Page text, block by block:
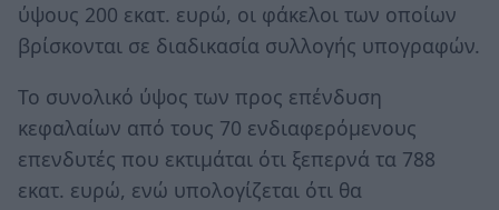
ύψους 200 εκατ. ευρώ, οι φάκελοι των οποίων
βρίσκονται σε διαδικασία συλλογής υπογραφών.
Το συνολικό ύψος των προς επένδυση
κεφαλαίων από τους 70 ενδιαφερόμενους
επενδυτές που εκτιμάται ότι ξεπερνά τα 788
εκατ. ευρώ, ενώ υπολογίζεται ότι θα